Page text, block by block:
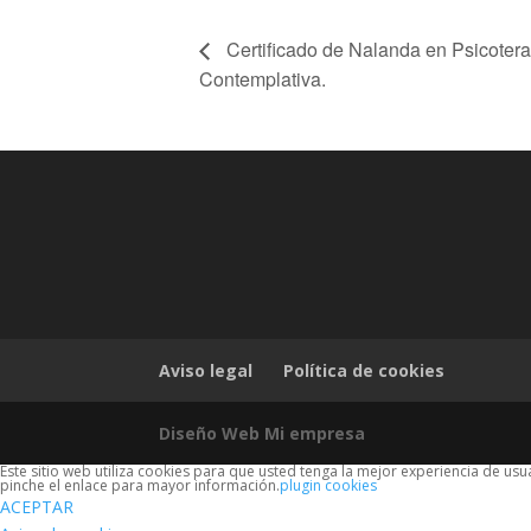
Certificado de Nalanda en
Contemplativa.
Aviso legal Política de cookies
Diseño Web Mi empresa
Este sitio web utiliza cookies para que usted tenga la mejor experiencia de
pinche el enlace para mayor información.plugin cookies
ACEPTAR